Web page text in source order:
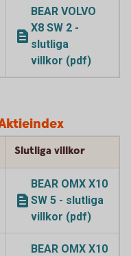
BEAR VOLVO
X8 SW 2 -
slutliga
villkor (pdf)
Slutliga villkor
BEAR OMX X10
SW 5 - slutliga
villkor (pdf)
BEAR OMX X10